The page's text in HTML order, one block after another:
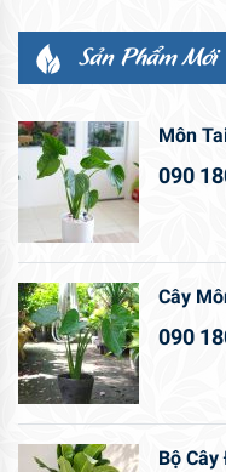
Sản Phẩm Mới
Môn
090
Cây
090
Bộ